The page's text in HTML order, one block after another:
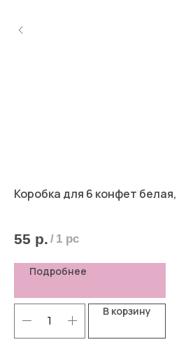
Коробка для 6 конфет
55 р. / 1 pc
Подробнее
В корзину